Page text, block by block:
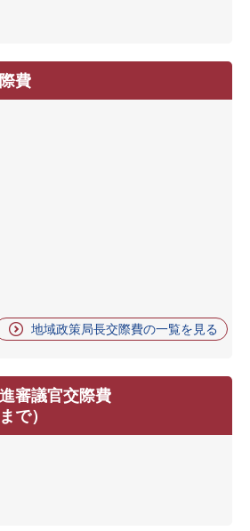
費
地域政策局長交際費の一覧を見る
審議官交際費
で）